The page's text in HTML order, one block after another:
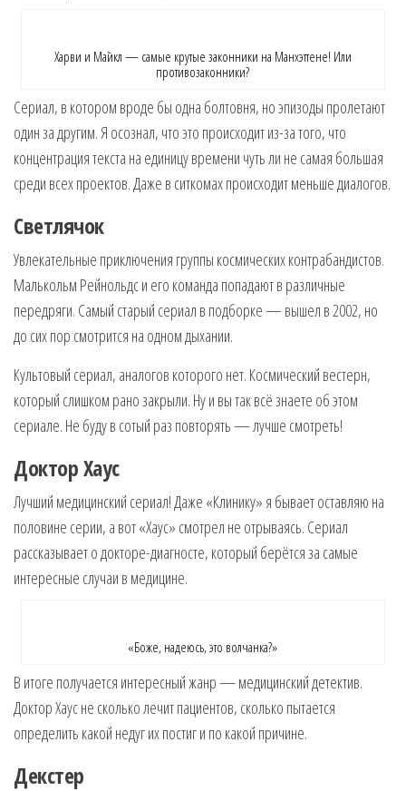
Харви и Майкл — самые крутые законники на Манхэттене! Или
противозаконники?
Сериал, в котором вроде бы одна болтовня, но эпизоды пролетают
один за другим. Я осознал, что это происходит из-за того, что
концентрация текста на единицу времени чуть ли не самая большая
среди всех проектов. Даже в ситкомах происходит меньше диалогов.
Светлячок
Увлекательные приключения группы космических контрабандистов.
Малькольм Рейнольдс и его команда попадают в различные
передряги. Самый старый сериал в подборке — вышел в 2002, но
до сих пор смотрится на одном дыхании.
Культовый сериал, аналогов которого нет. Космический вестерн,
который слишком рано закрыли. Ну и вы так всё знаете об этом
сериале. Не буду в сотый раз повторять — лучше смотреть!
Доктор Хаус
Лучший медицинский сериал! Даже «Клинику» я бывает оставляю на
половине серии, а вот «Хаус» смотрел не отрываясь. Сериал
рассказывает о докторе-диагносте, который берётся за самые
интересные случаи в медицине.
«Боже, надеюсь, это волчанка?»
В итоге получается интересный жанр — медицинский детектив.
Доктор Хаус не сколько лечит пациентов, сколько пытается
определить какой недуг их постиг и по какой причине.
Декстер